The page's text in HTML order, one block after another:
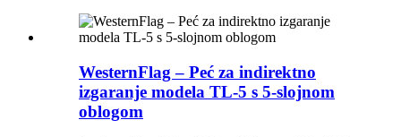
WesternFlag – Peć za indirektno
izgaranje modela TL-5 s 5-slojnom
oblogom